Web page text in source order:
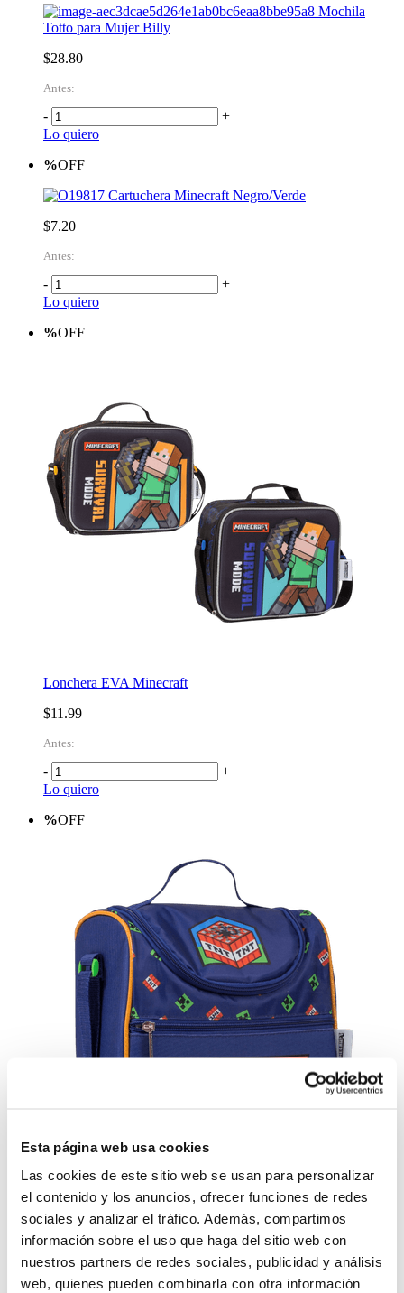
Esta página web usa cookies
Las cookies de este sitio web se usan para personalizar
el contenido y los anuncios, ofrecer funciones de redes
sociales y analizar el tráfico. Además, compartimos
información sobre el uso que haga del sitio web con
nuestros partners de redes sociales, publicidad y análisis
web, quienes pueden combinarla con otra información
Mochila
Totto para Mujer Billy
$28.80
Antes:
-
+
Lo quiero
%OFF
Cartuchera Minecraft Negro/Verde
$7.20
Antes:
-
+
Lo quiero
%OFF
Lonchera EVA Minecraft
$11.99
Antes:
-
+
Lo quiero
%OFF
Lonchera Minecraft Azul/Rojo
$12.59
-
+
Lo quiero